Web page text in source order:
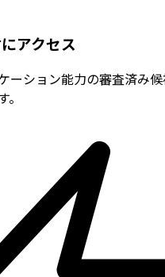
アクセス
ーション能力の審査済み候